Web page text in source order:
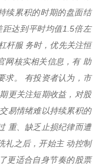
续累积的时期的盘面结
达到平时均值1.5倍左
杆服 务时，优先关注恒
网核实相关信息，有 助
求。 有投资者认为，市
更关注短期收益，对股
易情绪难以持续累积的
重、缺乏止损纪律而遭
礼之后，开始主 动控制
更适合自身节奏的股票